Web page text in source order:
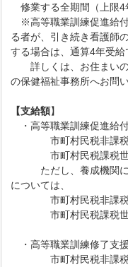
修業する全期間（上限4
※高等職業訓練促進給
る者が、引き続き看護師
する場合は、通算4年受給
詳しくは、お住まいの
の保健福祉事務所へお問
【支給額】
・高等職業訓練促進給
市町村民税非課
市町村民税課税
ただし、養成機関に
については、
市町村民税非課
市町村民税課税
・高等職業訓練修了支
市町村民税非課